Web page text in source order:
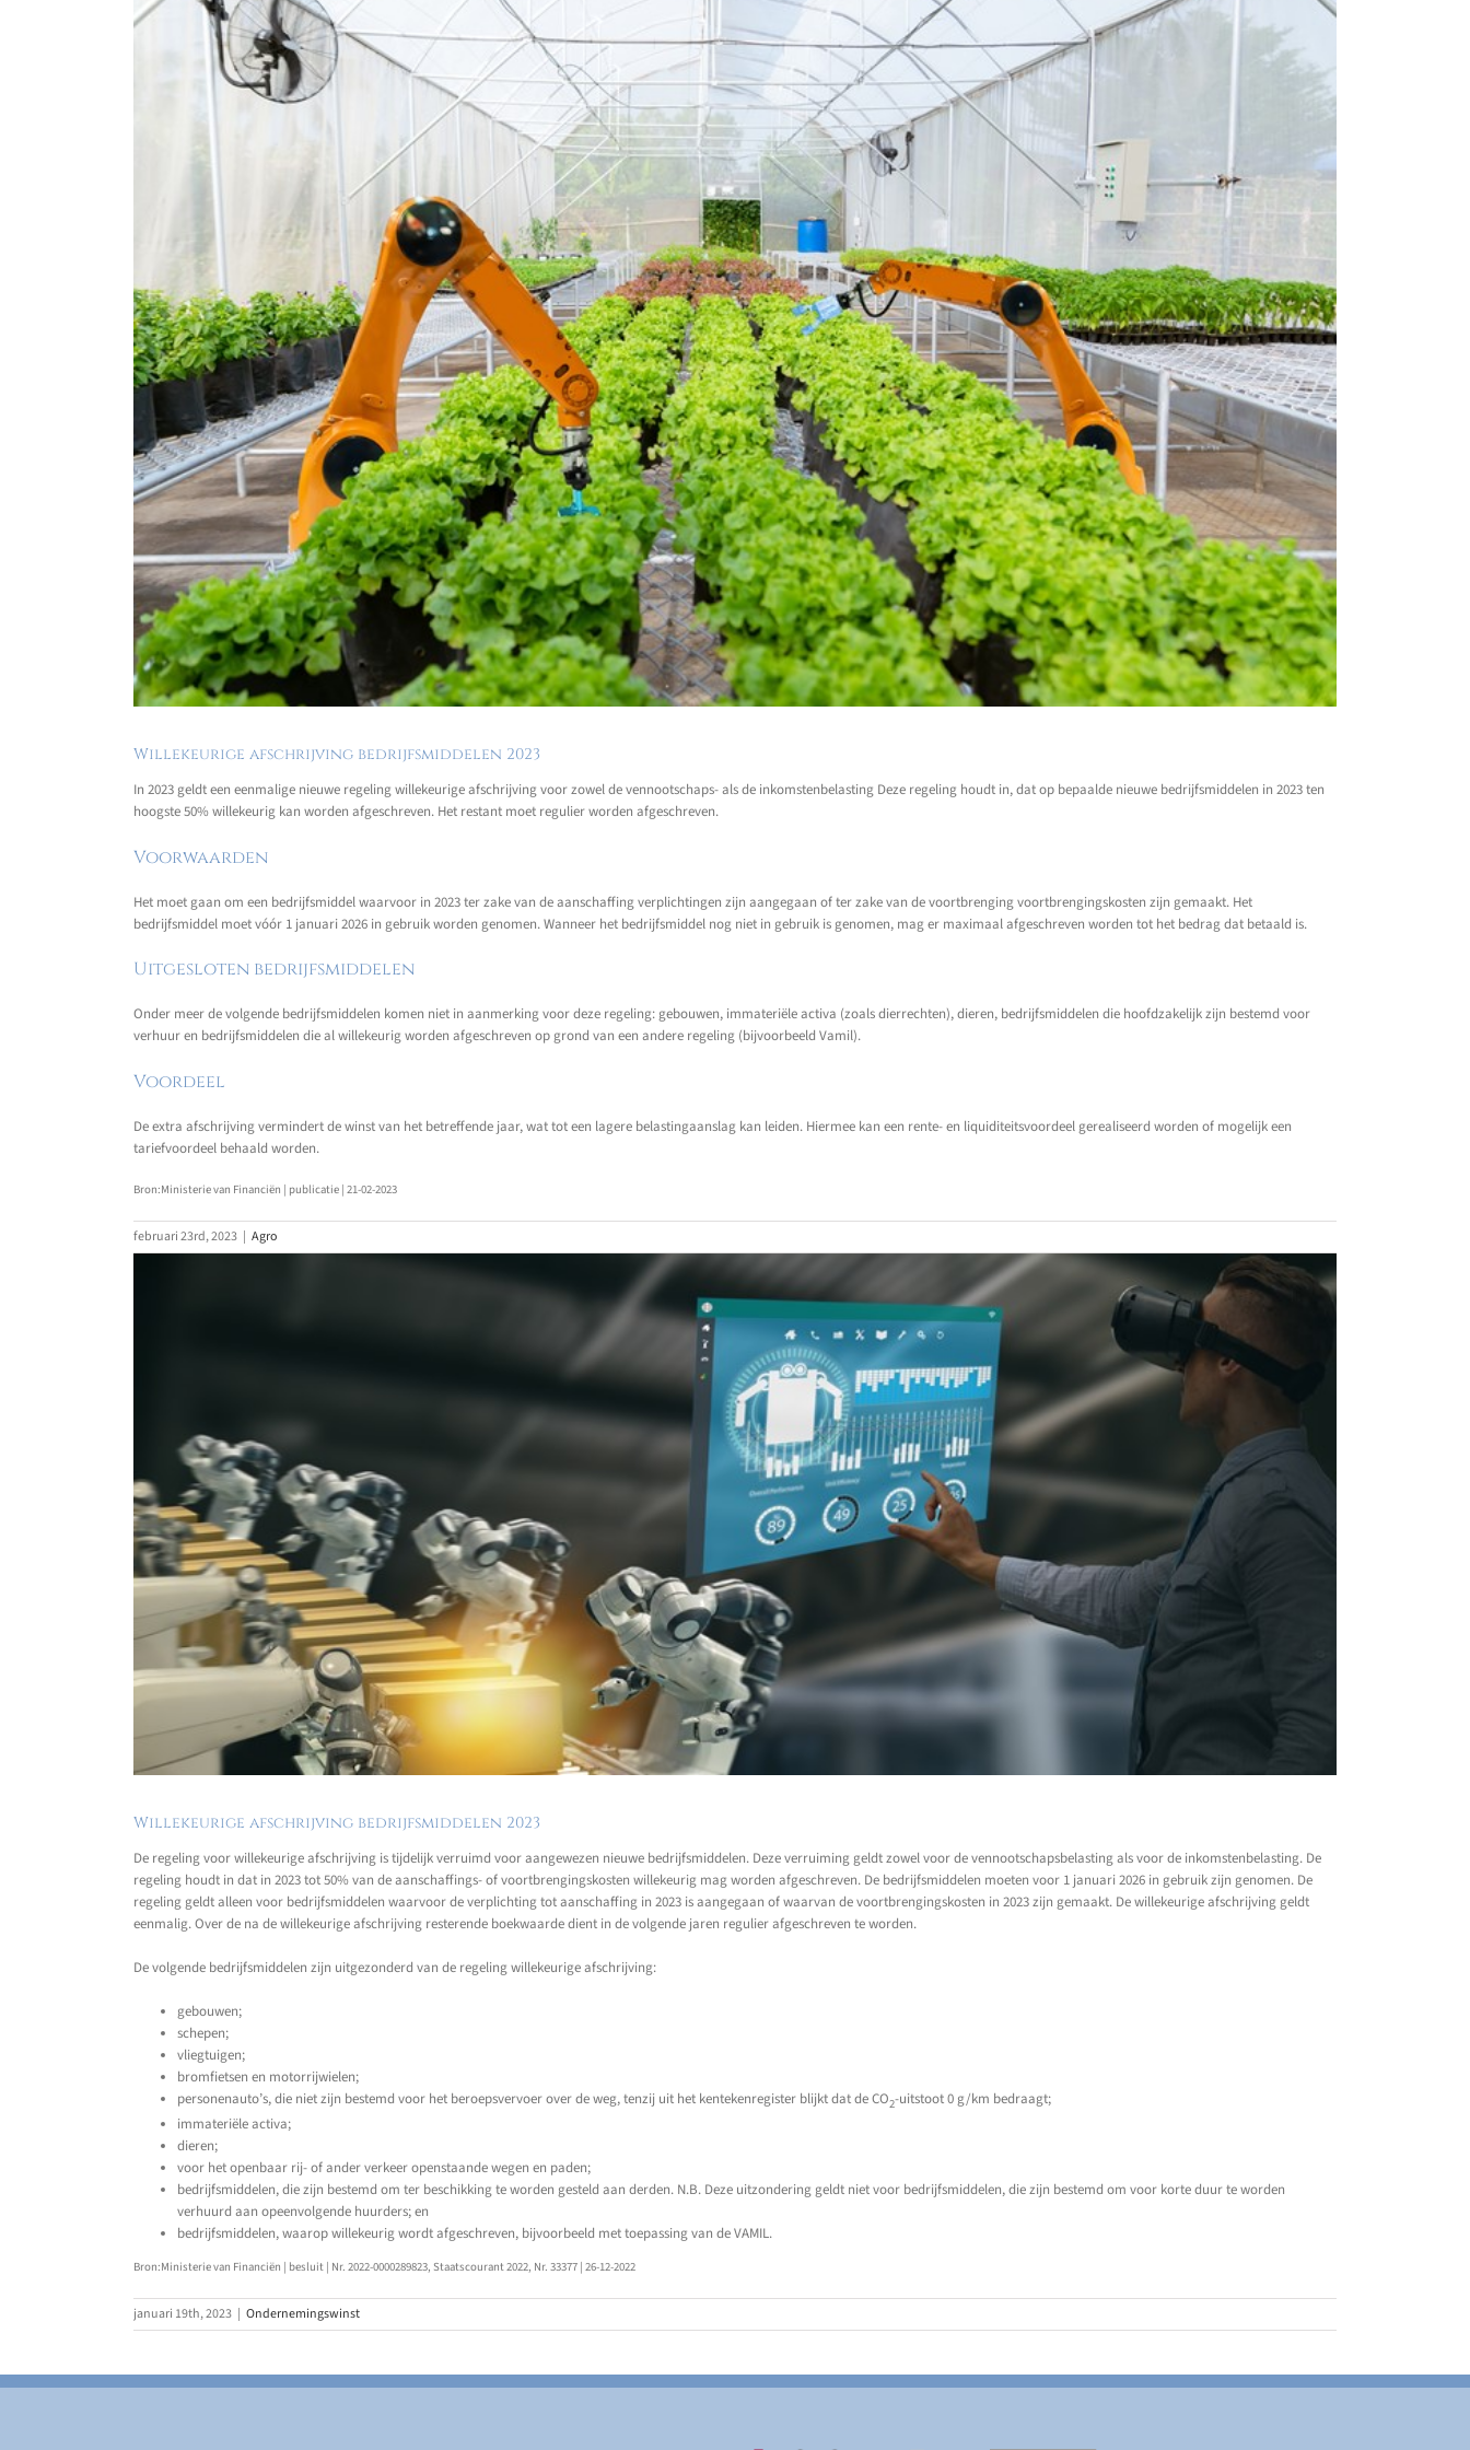
Willekeurige afschrijving bedrijfsmiddelen 2023
In 2023 geldt een eenmalige nieuwe regeling willekeurige afschrijving voor zowel de vennootschaps- als de inkomstenbelasting Deze regeling houdt in, dat op bepaalde nieuwe bedrijfsmiddelen in 2023 ten
hoogste 50% willekeurig kan worden afgeschreven. Het restant moet regulier worden afgeschreven.
Voorwaarden
Het moet gaan om een bedrijfsmiddel waarvoor in 2023 ter zake van de aanschaffing verplichtingen zijn aangegaan of ter zake van de voortbrenging voortbrengingskosten zijn gemaakt. Het
bedrijfsmiddel moet vóór 1 januari 2026 in gebruik worden genomen. Wanneer het bedrijfsmiddel nog niet in gebruik is genomen, mag er maximaal afgeschreven worden tot het bedrag dat betaald is.
Uitgesloten bedrijfsmiddelen
Onder meer de volgende bedrijfsmiddelen komen niet in aanmerking voor deze regeling: gebouwen, immateriële activa (zoals dierrechten), dieren, bedrijfsmiddelen die hoofdzakelijk zijn bestemd voor
verhuur en bedrijfsmiddelen die al willekeurig worden afgeschreven op grond van een andere regeling (bijvoorbeeld Vamil).
Voordeel
De extra afschrijving vermindert de winst van het betreffende jaar, wat tot een lagere belastingaanslag kan leiden. Hiermee kan een rente- en liquiditeitsvoordeel gerealiseerd worden of mogelijk een
tariefvoordeel behaald worden.
Bron:Ministerie van Financiën | publicatie | 21-02-2023
februari 23rd, 2023 | Agro
Willekeurige afschrijving bedrijfsmiddelen 2023
De regeling voor willekeurige afschrijving is tijdelijk verruimd voor aangewezen nieuwe bedrijfsmiddelen. Deze verruiming geldt zowel voor de vennootschapsbelasting als voor de inkomstenbelasting. De
regeling houdt in dat in 2023 tot 50% van de aanschaffings- of voortbrengingskosten willekeurig mag worden afgeschreven. De bedrijfsmiddelen moeten voor 1 januari 2026 in gebruik zijn genomen. De
regeling geldt alleen voor bedrijfsmiddelen waarvoor de verplichting tot aanschaffing in 2023 is aangegaan of waarvan de voortbrengingskosten in 2023 zijn gemaakt. De willekeurige afschrijving geldt
eenmalig. Over de na de willekeurige afschrijving resterende boekwaarde dient in de volgende jaren regulier afgeschreven te worden.
De volgende bedrijfsmiddelen zijn uitgezonderd van de regeling willekeurige afschrijving:
gebouwen;
schepen;
vliegtuigen;
bromfietsen en motorrijwielen;
personenauto’s, die niet zijn bestemd voor het beroepsvervoer over de weg, tenzij uit het kentekenregister blijkt dat de CO2-uitstoot 0 g/km bedraagt;
immateriële activa;
dieren;
voor het openbaar rij- of ander verkeer openstaande wegen en paden;
bedrijfsmiddelen, die zijn bestemd om ter beschikking te worden gesteld aan derden. N.B. Deze uitzondering geldt niet voor bedrijfsmiddelen, die zijn bestemd om voor korte duur te worden
verhuurd aan opeenvolgende huurders; en
bedrijfsmiddelen, waarop willekeurig wordt afgeschreven, bijvoorbeeld met toepassing van de VAMIL.
Bron:Ministerie van Financiën | besluit | Nr. 2022-0000289823, Staatscourant 2022, Nr. 33377 | 26-12-2022
januari 19th, 2023 | Ondernemingswinst